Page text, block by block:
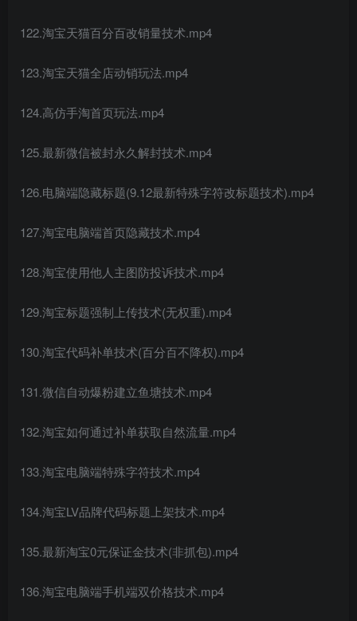
122.淘宝天猫百分百改销量技术.mp4
123.淘宝天猫全店动销玩法.mp4
124.高仿手淘首页玩法.mp4
125.最新微信被封永久解封技术.mp4
126.电脑端隐藏标题(9.12最新特殊字符改标题技术).mp4
127.淘宝电脑端首页隐藏技术.mp4
128.淘宝使用他人主图防投诉技术.mp4
129.淘宝标题强制上传技术(无权重).mp4
130.淘宝代码补单技术(百分百不降权).mp4
131.微信自动爆粉建立鱼塘技术.mp4
132.淘宝如何通过补单获取自然流量.mp4
133.淘宝电脑端特殊字符技术.mp4
134.淘宝LV品牌代码标题上架技术.mp4
135.最新淘宝0元保证金技术(非抓包).mp4
136.淘宝电脑端手机端双价格技术.mp4